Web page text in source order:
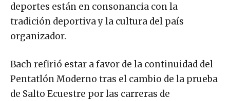
deportes están en consonancia con la
tradición deportiva y la cultura del país
organizador.
Bach refirió estar a favor de la continuidad del
Pentatlón Moderno tras el cambio de la prueba
de Salto Ecuestre por las carreras de